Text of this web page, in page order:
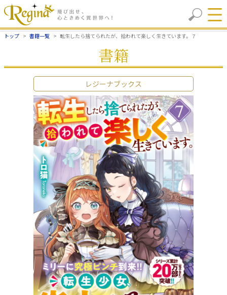
トップ 書籍一覧 転生したら捨てられたが、拾われて楽しく生きています。７
書籍
レジーナブックス